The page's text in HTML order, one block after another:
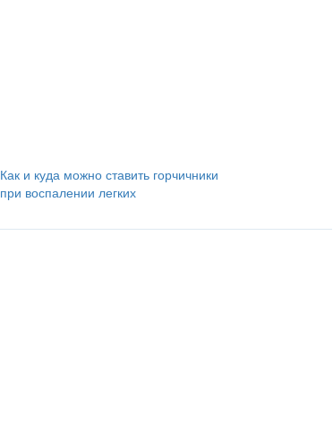
Как и куда можно ставить горчичники
при воспалении легких